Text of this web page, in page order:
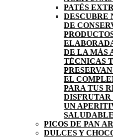
PATÉS
DESCUBRE
DE
DE LA MÁS
TÉCNICAS
EL
PARA TUS
UN
PICOS DE PAN
DULCES Y